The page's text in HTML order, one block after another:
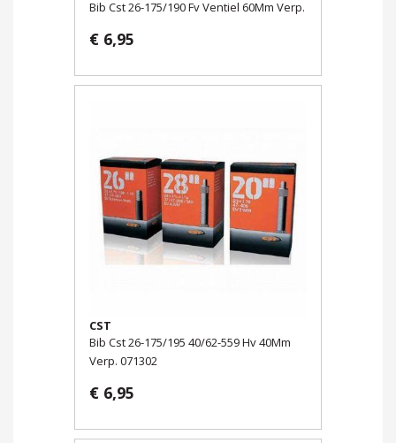
Bib Cst 26-175/190 Fv Ventiel 60Mm Verp.
€ 6,95
CST
Bib Cst 26-175/195 40/62-559 Hv 40Mm
Verp. 071302
€ 6,95